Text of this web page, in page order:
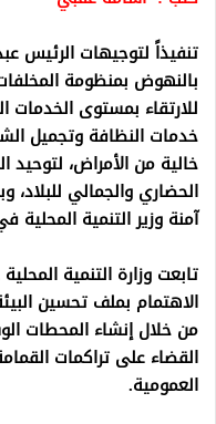
تنفيذاً لتوجيهات الرئيس
بالنهوض بمنظومة
للارتقاء بمستوى
خدمات النظافة وتجميل
خالية من الأمراض،
الحضاري والجمالي للبلاد،
آمنة وزير التنمية
تابعت وزارة التنمية
الاهتمام بملف تحسين
من خلال إنشاء المحطات
القضاء على تراكمات
العمومية.